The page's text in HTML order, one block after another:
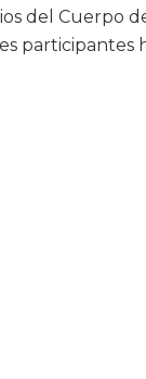
del Cuerpo
participantes